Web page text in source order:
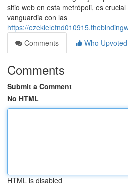
sitio web en esta metrópoli, es
vanguardia con las
https://
Comments
Who Upvoted
Comments
Submit a Comment
No HTML
HTML is disabled